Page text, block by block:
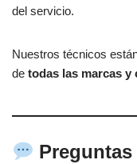
del servicio.
Nuestros técnicos
de todas las marcas y